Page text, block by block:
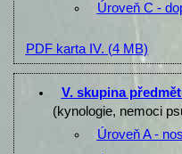
Úroveň C -
PDF karta IV. (4 MB)
V. skupina
(kynologie, nemoci
Úroveň A -